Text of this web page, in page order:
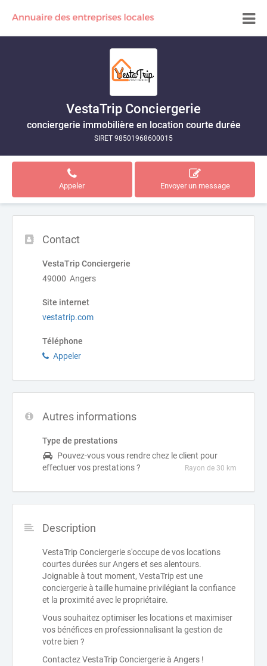
VestaTrip Conciergerie
conciergerie immobilière en location courte durée
SIRET 98501968600015
Appeler Envoyer un message
Contact
VestaTrip Conciergerie
49000 Angers
Site internet
vestatrip.com
Téléphone
Appeler
Autres informations
Type de prestations
Pouvez-vous vous rendre chez le client pour
effectuer vos prestations ?
Rayon de 30 km
Description
VestaTrip Conciergerie s'occupe de vos locations
courtes durées sur Angers et ses alentours.
Joignable à tout moment, VestaTrip est une
conciergerie à taille humaine privilégiant la confiance
et la proximité avec le propriétaire.
Vous souhaitez optimiser les locations et maximiser
vos bénéfices en professionnalisant la gestion de
votre bien ?
Contactez VestaTrip Conciergerie à Angers !